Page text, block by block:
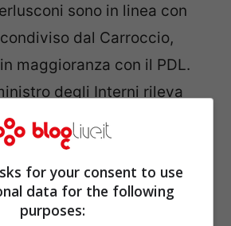
sono in linea con
dal Carroccio,
maggioranza con il PDL.
degli Interni rileva
i tempi tecnici per
riforma.
già Berlusconi lo ha
for your consent to use
data for the following
purposes: